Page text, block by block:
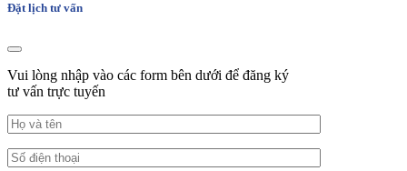
Đặt lịch tư vấn
Vui lòng nhập vào các form bên dưới để đăng ký
tư vấn trực tuyến